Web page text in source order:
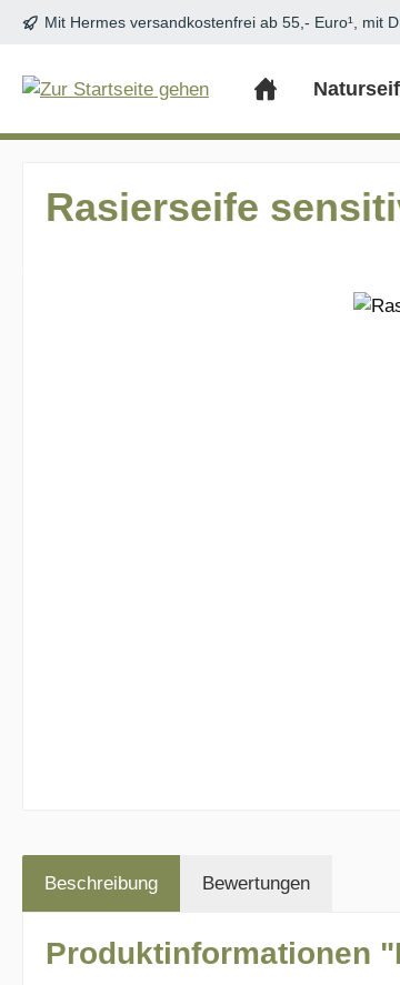
Hauptinhalt springen
Zur Suche springen
Zur Hauptnavigation springen
Mit Hermes versandkostenfrei ab 55,- Euro¹, mit
Rasierseife
Beschreibung Bewertungen
Produktinformationen